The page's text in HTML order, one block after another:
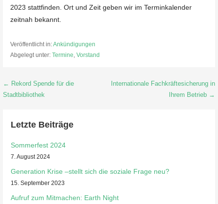
2023 stattfinden. Ort und Zeit geben wir im Terminkalender
zeitnah bekannt.
Veröffentlicht in:Ankündigungen
Abgelegt unter: Termine, Vorstand
Beitragsnavigation
← Rekord Spende für die
Stadtbibliothek
Internationale Fachkräftesicherung in
Ihrem Betrieb →
Letzte Beiträge
Sommerfest 2024
7. August 2024
Generation Krise –stellt sich die soziale Frage neu?
15. September 2023
Aufruf zum Mitmachen: Earth Night